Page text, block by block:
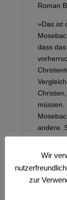
Roman
»Das ist
dass
andere.
Wir
zur